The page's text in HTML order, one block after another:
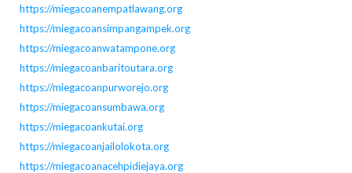
https://miegacoanempatlawang.org
https://miegacoansimpangampek.org
https://miegacoanwatampone.org
https://miegacoanbaritoutara.org
https://miegacoanpurworejo.org
https://miegacoansumbawa.org
https://miegacoankutai.org
https://miegacoanjailolokota.org
https://miegacoanacehpidiejaya.org